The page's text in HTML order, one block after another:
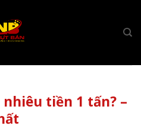
tiền 1 tấn? –